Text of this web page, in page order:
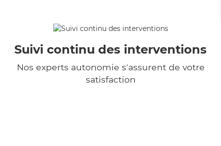
Suivi continu des interventions
Nos experts autonomie s'assurent de votre
satisfaction